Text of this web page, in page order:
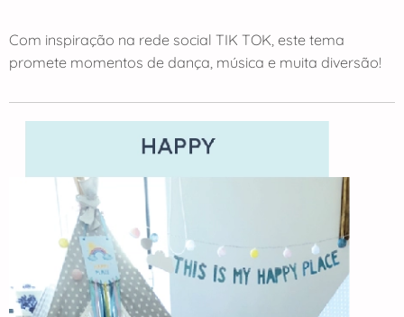
Com inspiração na rede social TIK TOK, este tema
promete momentos de dança, música e muita diversão!